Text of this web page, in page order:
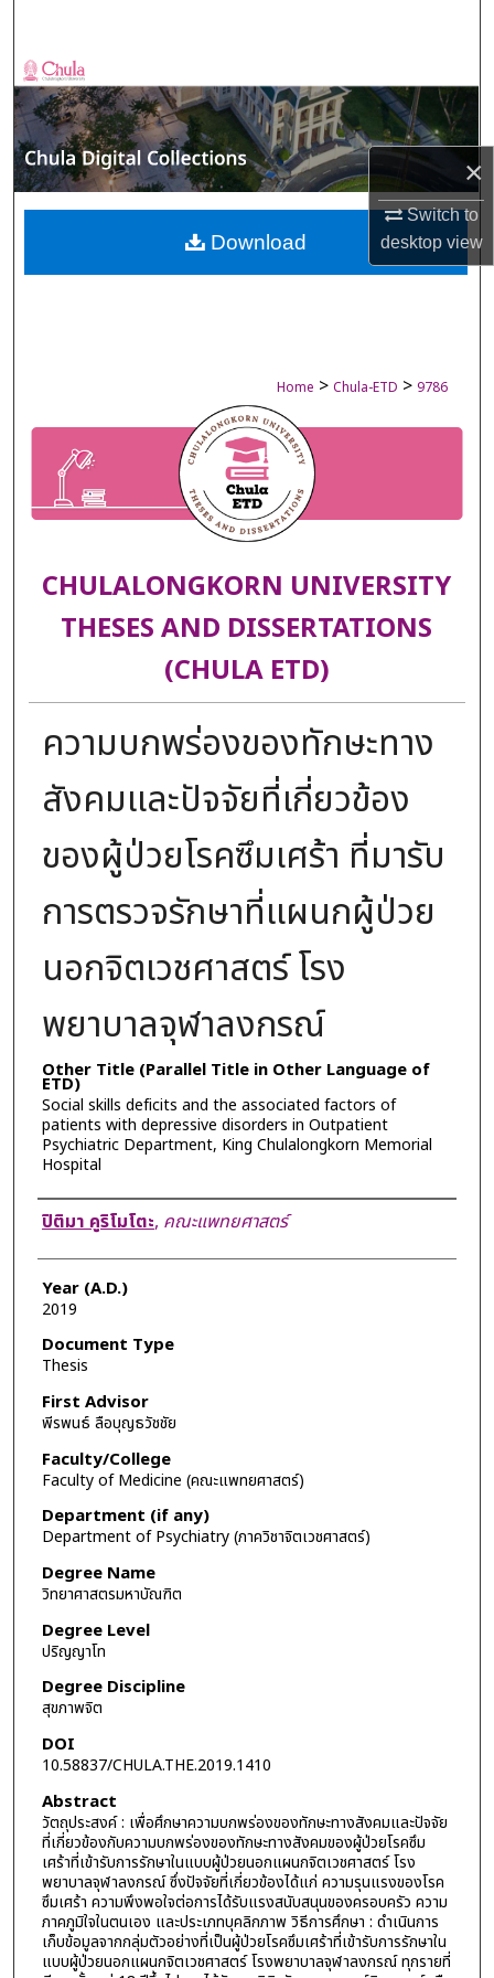
×
Switch to
desktopview
Browse Collections
My Account
About
Digital Commons Network™
Home > Chula-ETD > 9786
CHULALONGKORN UNIVERSITY
THESES AND DISSERTATIONS
(CHULA ETD)
ความบกพร่องของทักษะทาง
สังคมและปัจจัยที่เกี่ยวข้อง
ของผู้ป่วยโรคซึมเศร้า ที่มารับ
การตรวจรักษาที่แผนกผู้ป่วย
นอกจิตเวชศาสตร์ โรง
พยาบาลจุฬาลงกรณ์
Other Title (Parallel Title in Other Language of
ETD)
Social skills deficits and the associated factors of
patients with depressive disorders in Outpatient
Psychiatric Department, King Chulalongkorn Memorial
Hospital
Author
ปิติมา คูริโมโตะ, คณะแพทยศาสตร์
Year (A.D.)
2019
Document Type
Thesis
First Advisor
พีรพนธ์ ลือบุญธวัชชัย
Faculty/College
Faculty of Medicine (คณะแพทยศาสตร์)
Department (if any)
Department of Psychiatry (ภาควิชาจิตเวชศาสตร์)
Degree Name
วิทยาศาสตรมหาบัณฑิต
Degree Level
ปริญญาโท
Degree Discipline
สุขภาพจิต
DOI
10.58837/CHULA.THE.2019.1410
Abstract
วัตถุประสงค์ : เพื่อศึกษาความบกพร่องของทักษะทางสังคมและปัจจัย
ที่เกี่ยวข้องกับความบกพร่องของทักษะทางสังคมของผู้ป่วยโรคซึม
เศร้าที่เข้ารับการรักษาในแบบผู้ป่วยนอกแผนกจิตเวชศาสตร์ โรง
พยาบาลจุฬาลงกรณ์ ซึ่งปัจจัยที่เกี่ยวข้องได้แก่ ความรุนแรงของโรค
ซึมเศร้า ความพึงพอใจต่อการได้รับแรงสนับสนุนของครอบครัว ความ
ภาคภูมิใจในตนเอง และประเภทบุคลิกภาพ วิธีการศึกษา : ดำเนินการ
เก็บข้อมูลจากกลุ่มตัวอย่างที่เป็นผู้ป่วยโรคซึมเศร้าที่เข้ารับการรักษาใน
แบบผู้ป่วยนอกแผนกจิตเวชศาสตร์ โรงพยาบาลจุฬาลงกรณ์ ทุกรายที่
Download